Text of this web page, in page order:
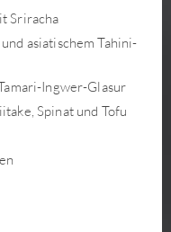
Sriracha
asiatischem Tahini-
Ingwer-Glasur
Spinat und Tofu